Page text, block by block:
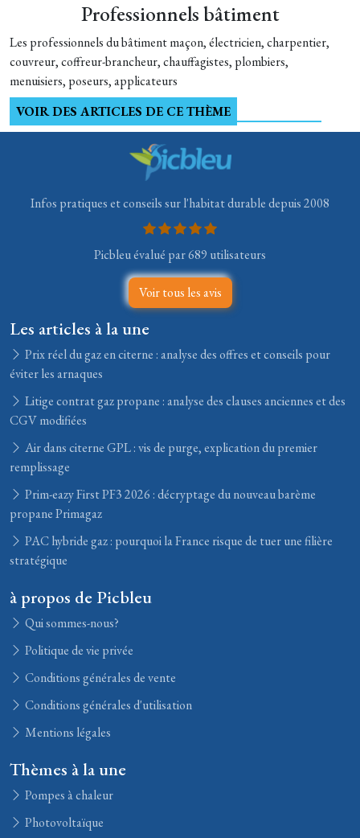
Professionnels bâtiment
Les professionnels du bâtiment maçon, électricien, charpentier,
couvreur, coffreur-brancheur, chauffagistes, plombiers,
menuisiers, poseurs, applicateurs
VOIR DES ARTICLES DE CE THÈME
Infos pratiques et conseils sur l'habitat durable depuis 2008
Picbleu évalué par 689 utilisateurs
Voir tous les avis
Les articles à la une
Prix réel du gaz en citerne : analyse des offres et conseils pour
éviter les arnaques
Litige contrat gaz propane : analyse des clauses anciennes et des
CGV modifiées
Air dans citerne GPL : vis de purge, explication du premier
remplissage
Prim-eazy First PF3 2026 : décryptage du nouveau barème
propane Primagaz
PAC hybride gaz : pourquoi la France risque de tuer une filière
stratégique
à propos de Picbleu
Qui sommes-nous?
Politique de vie privée
Conditions générales de vente
Conditions générales d'utilisation
Mentions légales
Thèmes à la une
Pompes à chaleur
Photovoltaïque